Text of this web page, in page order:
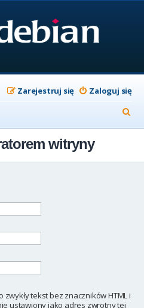
Zaloguj się
Zarejestruj się
z
witryny
tekst bez znaczników HTML i
ustawiony jako adres zwrotny tej